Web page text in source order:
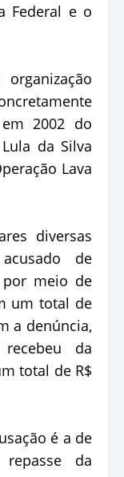
Federal e o
2002 do
da Silva
Lava
diversas
de
por meio de
um total de
a denúncia,
da
total de R$
é a de
da